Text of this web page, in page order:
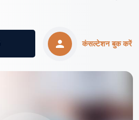
कंसल्टेशन बुक करें